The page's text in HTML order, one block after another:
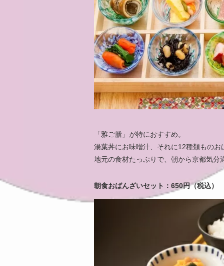
「雅ご膳」が特におすすめ。
湯葉丼にお味噌汁、それに12種類もの
地元の食材たっぷりで、朝から京都気分
朝食おばんざいセット：650円（税込）